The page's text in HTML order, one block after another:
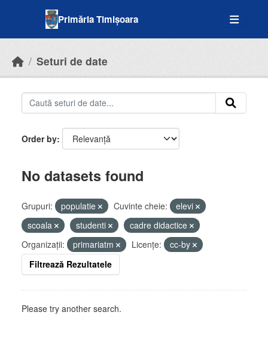
Primăria Timișoara
Seturi de date
Order by
No datasets found
Grupuri: populatie Cuvinte cheie:
elevi
scoala
studenti
cadre didactice
Organizații:
primariatm Licenţe:
cc-by
Filtrează Rezultatele
Please try another search.